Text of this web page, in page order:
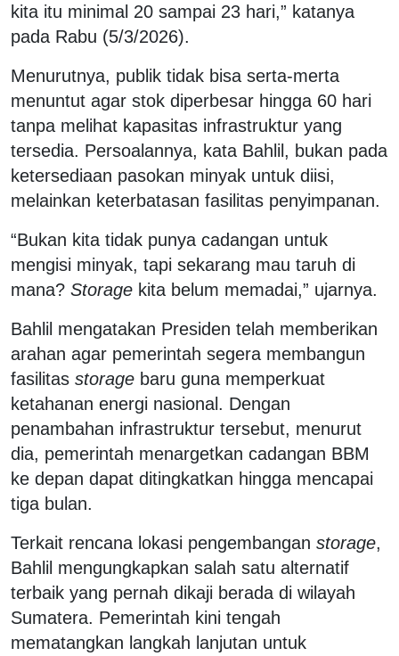
kita itu minimal 20 sampai 23 hari,” katanya
pada Rabu (5/3/2026).
Menurutnya, publik tidak bisa serta-merta
menuntut agar stok diperbesar hingga 60 hari
tanpa melihat kapasitas infrastruktur yang
tersedia. Persoalannya, kata Bahlil, bukan pada
ketersediaan pasokan minyak untuk diisi,
melainkan keterbatasan fasilitas penyimpanan.
“Bukan kita tidak punya cadangan untuk
mengisi minyak, tapi sekarang mau taruh di
mana? Storage kita belum memadai,” ujarnya.
Bahlil mengatakan Presiden telah memberikan
arahan agar pemerintah segera membangun
fasilitas storage baru guna memperkuat
ketahanan energi nasional. Dengan
penambahan infrastruktur tersebut, menurut
dia, pemerintah menargetkan cadangan BBM
ke depan dapat ditingkatkan hingga mencapai
tiga bulan.
Terkait rencana lokasi pengembangan storage,
Bahlil mengungkapkan salah satu alternatif
terbaik yang pernah dikaji berada di wilayah
Sumatera. Pemerintah kini tengah
mematangkan langkah lanjutan untuk